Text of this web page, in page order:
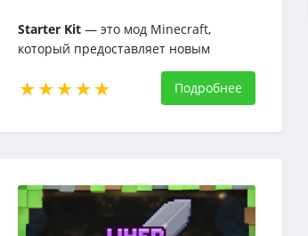
Starter Kit — это мод Minecraft,
который предоставляет новым
игрокам набор предопределенных
элементов в файле конфигурации при
присоединении к миру.
Подробнее